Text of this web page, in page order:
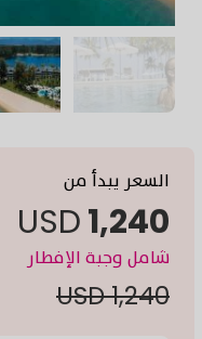
السعر يبدأ من
1,240
USD
شامل وجبة الإفطار
1,240 USD